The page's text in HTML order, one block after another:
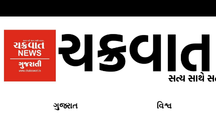
ગુજરાત વિશ્વ